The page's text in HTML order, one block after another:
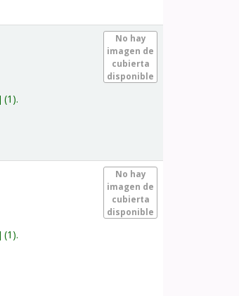
No hay
imagen de
cubierta
disponible
(1).
No hay
imagen de
cubierta
disponible
(1).